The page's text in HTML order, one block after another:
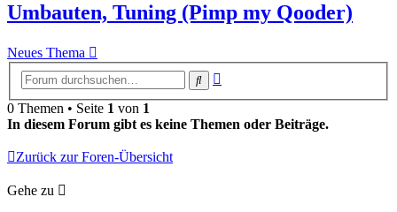
Umbauten, Tuning (Pimp my Qooder)
Neues Thema
Suche
0 Themen • Seite 1 von 1
In diesem Forum gibt es keine Themen oder Beiträge.
Zurück zur Foren-Übersicht
Gehe zu